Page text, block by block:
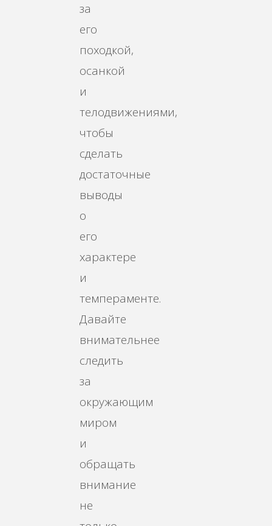
за
его
походкой,
осанкой
и
телодвижениями,
чтобы
сделать
достаточные
выводы
о
его
характере
и
темпераменте.
Давайте
внимательнее
следить
за
окружающим
миром
и
обращать
внимание
не